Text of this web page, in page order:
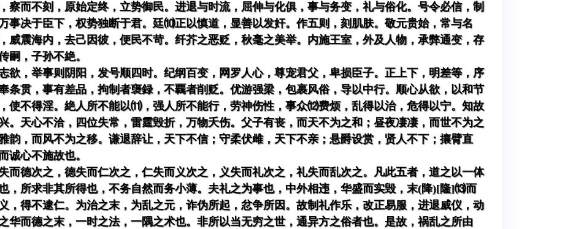
察而不刻，原始定终，立势御民。进退与时流，屈伸与化俱，事与务变，礼与俗化。号令必信，制
事决于臣下，权势独断于君。廷⑽正以慎道，显善以发奸。作五则，刻肌肤。敬元贵始，常与名
威震海内，去己因彼，便民不苛。纤芥之恶贬，秋毫之美举。内施王室，外及人物，承弊通变，存
嗣，子孙不絶。
欲，举事则阴阳，发号顺四时。纪纲百变，网罗人心，尊宠君父，卑损臣子。正上下，明差等，序
条贯，事有差品，拘制者襃録，不覊者削贬。优游强梁，包裹风俗，导以中行。顺心从欲，以和节
使不得淫。絶人所不能以⑾，强人所不能行，劳神伤性，事众⑿费烦，乱得以治，危得以宁。知故
。天心不洽，四位失常，雷霆毁折，万物夭伤。父子有丧，而天不为之和；昼夜凄凄，而世不为之
韵，而风不为之移。谦退辞让，天下不信；守柔伏雌，天下不亲；悬爵设赏，贤人不下；攘臂直
诚心不施故也。
而德次之，德失而仁次之，仁失而义次之，义失而礼次之，礼失而乱次之。凡此五者，道之以一体
，所求非其所得也，不务自然而务小薄。夫礼之为事也，中外相违，华盛而实毁，末(降)[隆]⒀而
，得不逮仁。为治之末，为乱之元，诈伪所起，忿争所因。故制礼作乐，改正易服，进退威仪，动
华而德之末，一时之法，一隅之术也。非所以当无穷之世，通异方之俗者也。是故，祸乱之所由